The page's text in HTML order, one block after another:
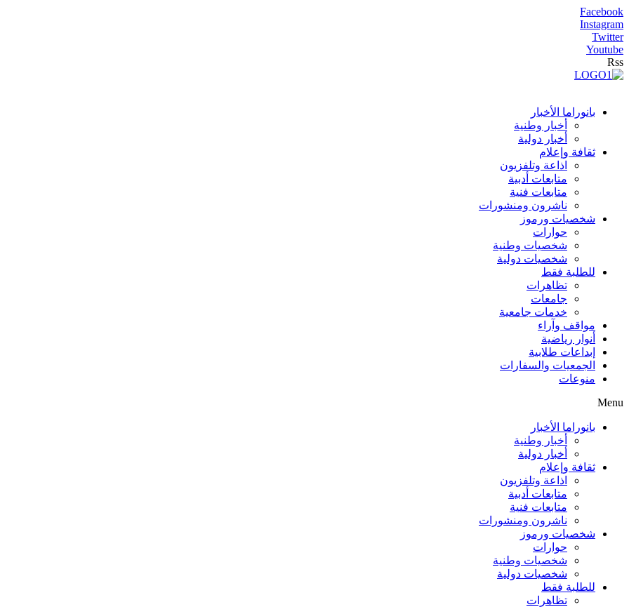
Facebook
Instagram
Twitter
Youtube
Rss
بانوراما الأخبار
أخبار وطنية
أخبار دولية
ثقافة وإعلام
اذاعة وتلفزيون
متابعات أدبية
متابعات فنية
ناشرون ومنشورات
شخصيات ورموز
حوارات
شخصيات وطنية
شخصيات دولية
للطلبة فقط
تظاهرات
جامعات
خدمات جامعية
مواقف وآراء
أنوار رياضية
إبداعات طلابية
الجمعيات والسفارات
منوعات
Menu
بانوراما الأخبار
أخبار وطنية
أخبار دولية
ثقافة وإعلام
اذاعة وتلفزيون
متابعات أدبية
متابعات فنية
ناشرون ومنشورات
شخصيات ورموز
حوارات
شخصيات وطنية
شخصيات دولية
للطلبة فقط
تظاهرات